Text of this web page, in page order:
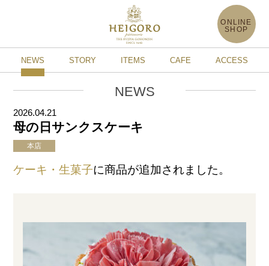
ONLINE
SHOP
NEWS STORY ITEMS CAFE ACCESS
NEWS
2026.04.21
母の日サンクスケーキ
本店
ケーキ・生菓子に商品が追加されました。